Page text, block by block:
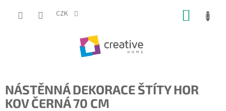
CZK
NÁSTĚNNÁ DEKORACE ŠTÍTY HOR
KOV ČERNÁ 70 CM